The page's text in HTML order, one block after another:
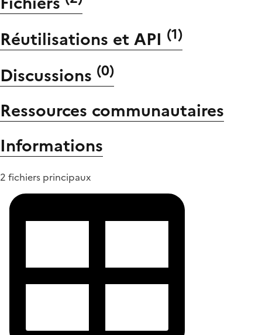
Réutilisations et API (1)
Discussions (0)
Ressources communautaires
Informations
2 fichiers principaux